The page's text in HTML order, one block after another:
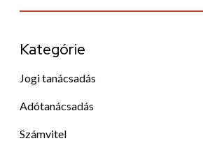
Kategórie
Jogi tanácsadás
Adótanácsadás
Számvitel